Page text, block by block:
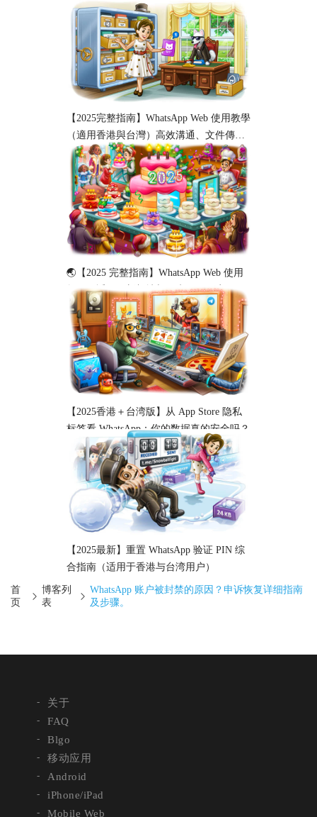
新）
【2025完整指南】WhatsApp Web 使用教學
（適用香港與台灣）高效溝通、文件傳輸
與工作協作必備！
🌏【2025 完整指南】WhatsApp Web 使用
教程（适用于新加坡与马来西亚用户）
【2025香港＋台湾版】从 App Store 隐私
标签看 WhatsApp：你的数据真的安全吗？
【2025最新】重置 WhatsApp 验证 PIN 综
合指南（适用于香港与台湾用户）
首
页
博客列
表
WhatsApp 账户被封禁的原因？申诉恢复详细指南
及步骤。
关于
FAQ
Blgo
移动应用
Android
iPhone/iPad
Mobile Web